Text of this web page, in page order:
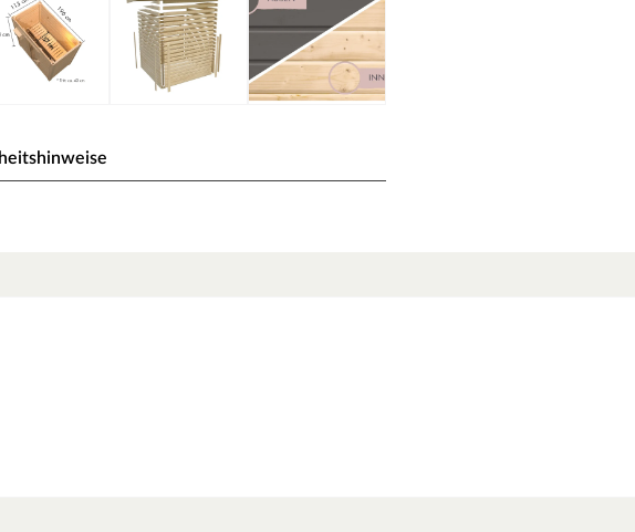
Isolierung. Weitestgehend frei von
lange bewahrt und dosiert abgegeben werden.
wird durch holzeigene Harze und ätherische